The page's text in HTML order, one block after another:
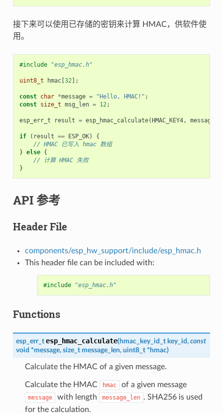
接下来可以使用已存储的密钥来计算 HMAC，供软件使
用。
#include "esp_hmac.h"
uint8_t hmac[32];
const char *message = "Hello, HMAC!" ;
const size_t msg_len = 12;
esp_err_t result = esp_hmac_calculate(HMAC_KEY4, message
if ( result == ESP_OK)
{
// HMAC 已写入 hmac 数组
} else {
// 计算 HMAC 失败
}
API 参考
Header File
components/esp_hw_support/include/esp_hmac.h
This header file can be included with:
#include "esp_hmac.h"
Functions
esp_err_t esp_hmac_calculate(hmac_key_id_t key_id, const
void *message, size_t message_len, uint8_t * hmac)
Calculate the HMAC of a given message.
Calculate the HMAC hmac of a given message
message with length message_len . SHA256 is used
for the calculation.